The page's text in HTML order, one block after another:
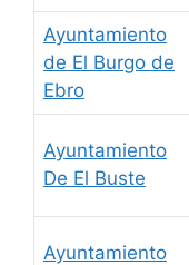
Ayuntamiento
de El Burgo de
Ebro
Ayuntamiento
De El Buste
Ayuntamiento